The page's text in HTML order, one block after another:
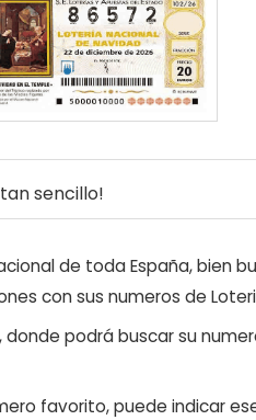
sencillo!
de toda España, bien
con sus numeros de
donde podrá buscar su
favorito, puede indicar